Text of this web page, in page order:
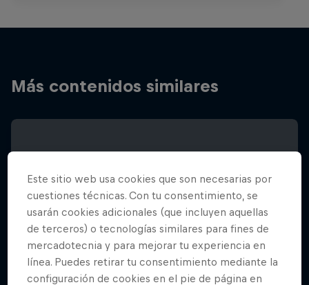
Más contenidos similares
Este sitio web usa cookies que son necesarias por
cuestiones técnicas. Con tu consentimiento, se
usarán cookies adicionales (que incluyen aquellas
de terceros) o tecnologías similares para fines de
mercadotecnia y para mejorar tu experiencia en
línea. Puedes retirar tu consentimiento mediante la
configuración de cookies en el pie de página en